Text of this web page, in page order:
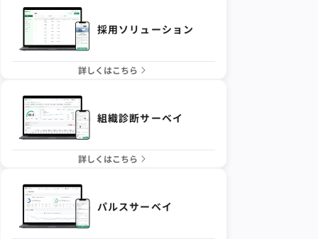
採用ソリューション
詳しくはこちら
組織診断サーベイ
詳しくはこちら
パルスサーベイ